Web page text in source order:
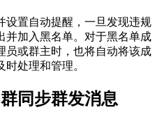
设置自动提醒，一旦发现违规
并加入黑名单。对于黑名单成
员或群主时，也将自动将该成
处理和管理。
同步群发消息